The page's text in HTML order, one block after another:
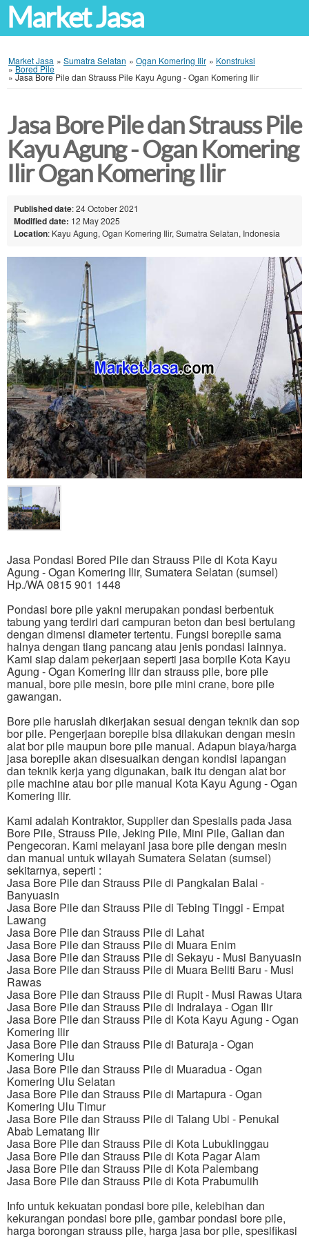
Market Jasa
Market Jasa » Sumatra Selatan » Ogan Komering Ilir » Konstruksi
»Bored Pile
» Jasa Bore Pile dan Strauss Pile Kayu Agung - Ogan Komering Ilir
Jasa Bore Pile dan Strauss Pile
Kayu Agung - Ogan Komering
Ilir Ogan Komering Ilir
Published date: 24 October 2021
Modified date: 12 May 2025
Location: Kayu Agung, Ogan Komering Ilir, Sumatra Selatan, Indonesia
Jasa Pondasi Bored Pile dan Strauss Pile di Kota Kayu
Agung - Ogan Komering Ilir, Sumatera Selatan (sumsel)
Hp./WA 0815 901 1448
Pondasi bore pile yakni merupakan pondasi berbentuk
tabung yang terdiri dari campuran beton dan besi bertulang
dengan dimensi diameter tertentu. Fungsi borepile sama
halnya dengan tiang pancang atau jenis pondasi lainnya.
Kami siap dalam pekerjaan seperti jasa borpile Kota Kayu
Agung - Ogan Komering Ilir dan strauss pile, bore pile
manual, bore pile mesin, bore pile mini crane, bore pile
gawangan.
Bore pile haruslah dikerjakan sesuai dengan teknik dan sop
bor pile. Pengerjaan borepile bisa dilakukan dengan mesin
alat bor pile maupun bore pile manual. Adapun biaya/harga
jasa borepile akan disesuaikan dengan kondisi lapangan
dan teknik kerja yang digunakan, baik itu dengan alat bor
pile machine atau bor pile manual Kota Kayu Agung - Ogan
Komering Ilir.
Kami adalah Kontraktor, Supplier dan Spesialis pada Jasa
Bore Pile, Strauss Pile, Jeking Pile, Mini Pile, Galian dan
Pengecoran. Kami melayani jasa bore pile dengan mesin
dan manual untuk wilayah Sumatera Selatan (sumsel)
sekitarnya, seperti :
Jasa Bore Pile dan Strauss Pile di Pangkalan Balai -
Banyuasin
Jasa Bore Pile dan Strauss Pile di Tebing Tinggi - Empat
Lawang
Jasa Bore Pile dan Strauss Pile di Lahat
Jasa Bore Pile dan Strauss Pile di Muara Enim
Jasa Bore Pile dan Strauss Pile di Sekayu - Musi Banyuasin
Jasa Bore Pile dan Strauss Pile di Muara Beliti Baru - Musi
Rawas
Jasa Bore Pile dan Strauss Pile di Rupit - Musi Rawas Utara
Jasa Bore Pile dan Strauss Pile di Indralaya - Ogan Ilir
Jasa Bore Pile dan Strauss Pile di Kota Kayu Agung - Ogan
Komering Ilir
Jasa Bore Pile dan Strauss Pile di Baturaja - Ogan
Komering Ulu
Jasa Bore Pile dan Strauss Pile di Muaradua - Ogan
Komering Ulu Selatan
Jasa Bore Pile dan Strauss Pile di Martapura - Ogan
Komering Ulu Timur
Jasa Bore Pile dan Strauss Pile di Talang Ubi - Penukal
Abab Lematang Ilir
Jasa Bore Pile dan Strauss Pile di Kota Lubuklinggau
Jasa Bore Pile dan Strauss Pile di Kota Pagar Alam
Jasa Bore Pile dan Strauss Pile di Kota Palembang
Jasa Bore Pile dan Strauss Pile di Kota Prabumulih
Info untuk kekuatan pondasi bore pile, kelebihan dan
kekurangan pondasi bore pile, gambar pondasi bore pile,
harga borongan strauss pile, harga jasa bor pile, spesifikasi